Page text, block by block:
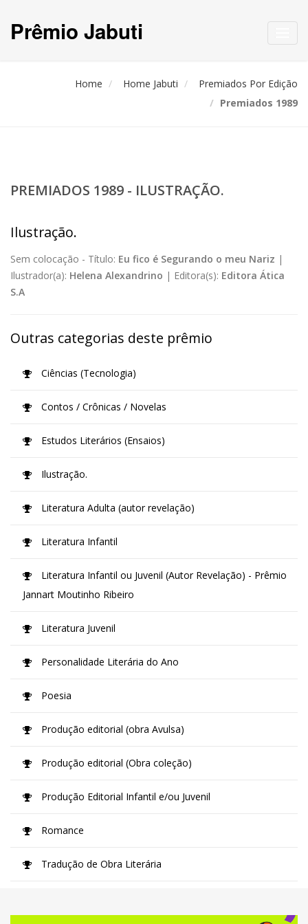
Prêmio Jabuti
Home Home Jabuti
Premiados Por Edição
Premiados 1989
PREMIADOS 1989 - ILUSTRAÇÃO.
Ilustração.
Sem colocação - Título: Eu fico é Segurando o meu Nariz |
Ilustrador(a): Helena Alexandrino | Editora(s): Editora Ática
S.A
Outras categorias deste prêmio
Ciências (Tecnologia)
Contos / Crônicas / Novelas
Estudos Literários (Ensaios)
Ilustração.
Literatura Adulta (autor revelação)
Literatura Infantil
Literatura Infantil ou Juvenil (Autor Revelação) - Prêmio
Jannart Moutinho Ribeiro
Literatura Juvenil
Personalidade Literária do Ano
Poesia
Produção editorial (obra Avulsa)
Produção editorial (Obra coleção)
Produção Editorial Infantil e/ou Juvenil
Romance
Tradução de Obra Literária